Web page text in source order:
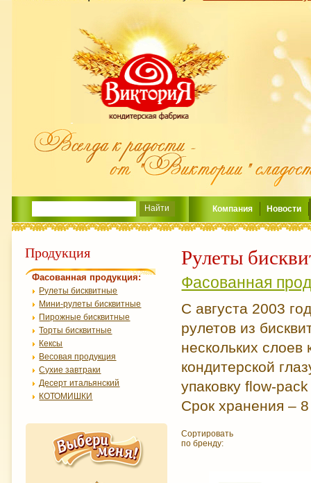
Компания Новости
Продукция
Фасованная продукция:
Рулеты бисквитные
Мини-рулеты бисквитные
Пирожные бисквитные
Торты бисквитные
Кексы
Весовая продукция
Сухие завтраки
Десерт итальянский
КОТОМИШКИ
Рулеты
Фасованная
С августа 2003
рулетов из
нескольких
кондитерской
упаковку flow-
Срок хранения –
Сортировать
по бренду: